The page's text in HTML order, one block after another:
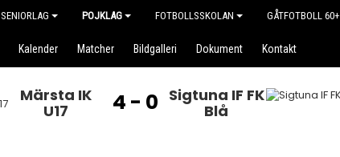
SENIORLAG POJKLAG FOTBOLLSSKOLAN GÅTFOTBOLL 60+
Kalender Matcher Bildgalleri Dokument Kontakt
Märsta IK
U17
4 - 0 Sigtuna IF FK
Blå